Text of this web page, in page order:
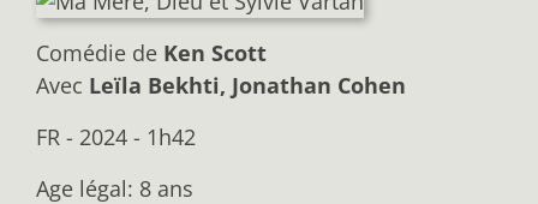
Comédie de Ken Scott
Avec Leïla Bekhti, Jonathan Cohen
FR - 2024 - 1h42
Age légal: 8 ans